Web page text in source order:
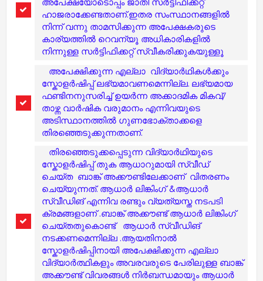
ഹാജരാക്കേണ്ടതാണ്.ഇതര സംസ്ഥാനങ്ങളിൽ
നിന്ന് വന്നു താമസിക്കുന്ന അപേക്ഷകരുടെ
കാര്യത്തിൽ റെവന്യൂ അധികാരികളിൽ
നിന്നുള്ള സർട്ടിഫിക്കറ്റ് സ്വീകരിക്കുകയുള്ളൂ
അപേക്ഷിക്കുന്ന എല്ലാ വിദ്യാർഥികൾക്കും
സ്കോളർഷിപ്പ് ലഭ്യമാവണമെന്നില്ല. ലഭ്യമായ
ഫണ്ടിനനുസരിച്ച് ഉയർന്ന അക്കാദമിക മികവ്/
താഴ്ന്ന വാർഷിക വരുമാനം എന്നിവയുടെ
അടിസ്ഥാനത്തിൽ ഗുണഭോക്താക്കളെ
തിരഞ്ഞെടുക്കുന്നതാണ്.
തിരഞ്ഞെടുക്കപ്പെടുന്ന വിദ്യാർഥിയുടെ
സ്കോളർഷിപ്പ് തുക ആധാറുമായി സ്വീഡ്
ചെയ്ത ബാങ്ക് അക്കൗണ്ടിലേക്കാണ് വിതരണം
ചെയ്യുന്നത്. ആധാർ ലിങ്കിംഗ് &ആധാർ
സ്വീഡിങ് എന്നിവ രണ്ടും വ്യത്യസ്ത നടപടി
ക്രമങ്ങളാണ് .ബാങ്ക് അക്കൗണ്ട് ആധാർ ലിങ്കിംഗ്
ചെയ്തതുകൊണ്ട് ആധാർ സ്വീഡിങ്
നടക്കണമെന്നില്ല .ആയതിനാൽ
സ്കോളർഷിപ്പിനായി അപേക്ഷിക്കുന്ന എല്ലാ
വിദ്യാർത്ഥികളും അവരവരുടെ പേരിലുള്ള ബാങ്ക്
അക്കൗണ്ട് വിവരങ്ങൾ നിർബന്ധമായും ആധാർ